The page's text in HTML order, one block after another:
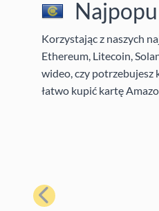
Korzystając z naszych
Ethereum, Litecoin,
wideo, czy potrzebujesz
łatwo kupić kartę
Poprzedni